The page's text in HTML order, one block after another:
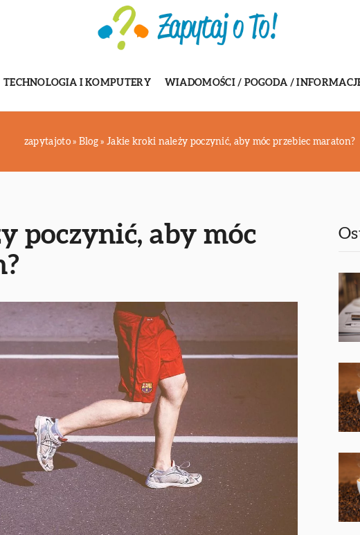
TECHNOLOGIA I KOMPUTERY WIADOMOŚCI / POGODA /
zapytajoto» Blog » Jakie kroki należy poczynić, aby móc przebiec maraton?
poczynić, aby móc